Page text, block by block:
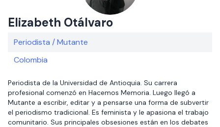
Elizabeth Otálvaro
Periodista / Mutante
Colombia
Periodista de la Universidad de Antioquia. Su carrera
profesional comenzó en Hacemos Memoria. Luego llegó a
Mutante a escribir, editar y a pensarse una forma de subvertir
el periodismo tradicional. Es feminista y le apasiona el trabajo
comunitario. Sus principales obsesiones están en los debates